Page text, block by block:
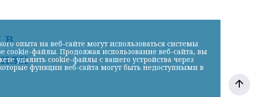
вопыта на веб-сайте могут использоваться системы
cookie-файлы. Продолжая использование веб-сайта, вы
удалить cookie-файлы с вашего устройства через
функции веб-сайта могут быть недоступными в